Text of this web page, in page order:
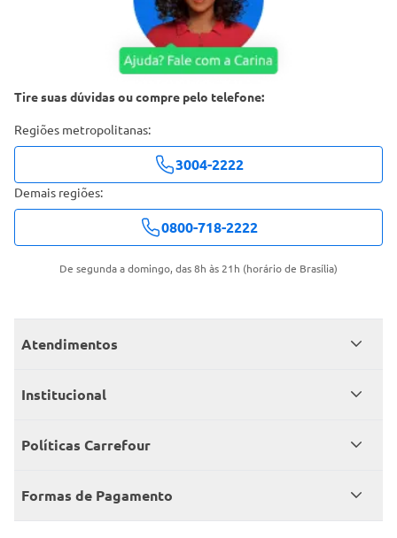
Tire suas dúvidas ou compre pelo telefone:
Regiões metropolitanas:
3004-2222
Demais regiões:
0800-718-2222
De segunda a domingo, das 8h às 21h (horário de Brasília)
Atendimentos
Meus pedidos
Consumidor.gov
Institucional
Grupo Carrefour Brasil
Produtos Carrefour
Políticas Carrefour
Políticas de entregas
Políticas de trocas e devoluções
Formas de Pagamento